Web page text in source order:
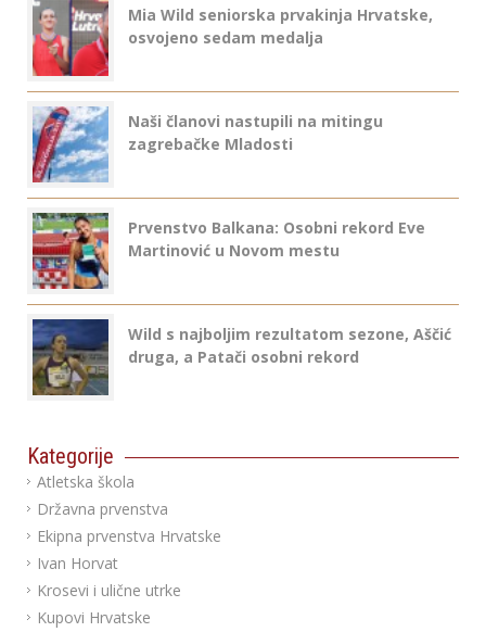
Mia Wild seniorska prvakinja Hrvatske,
osvojeno sedam medalja
Naši članovi nastupili na mitingu
zagrebačke Mladosti
Prvenstvo Balkana: Osobni rekord Eve
Martinović u Novom mestu
Wild s najboljim rezultatom sezone, Aščić
druga, a Patači osobni rekord
Kategorije
Atletska škola
Državna prvenstva
Ekipna prvenstva Hrvatske
Ivan Horvat
Krosevi i ulične utrke
Kupovi Hrvatske